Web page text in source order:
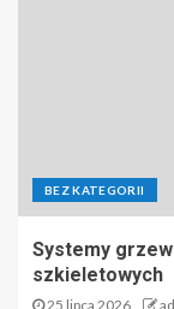
BEZ KATEGORII
Systemy
szkieletowych
25 lipca 2026